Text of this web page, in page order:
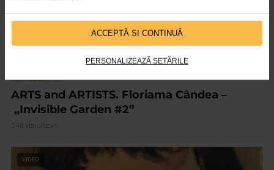
ACCEPTĂ SI CONTINUĂ
PERSONALIZEAZĂ SETĂRILE
CLIPA DE ARTA
ARTS and ARTISTS. Floriama Cândea –
„Invisible Garden #2”
148 vizualizari
VIDEO